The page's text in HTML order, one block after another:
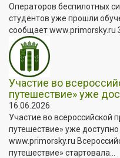
Операторов беспилотных
студентов уже прошли
сообщает www.primorsky.ru
Участие во
путешествие» уже
16.06.2026
Участие во всероссийской
путешествие» уже
www.primorsky.ru
путешествие» стартовала...